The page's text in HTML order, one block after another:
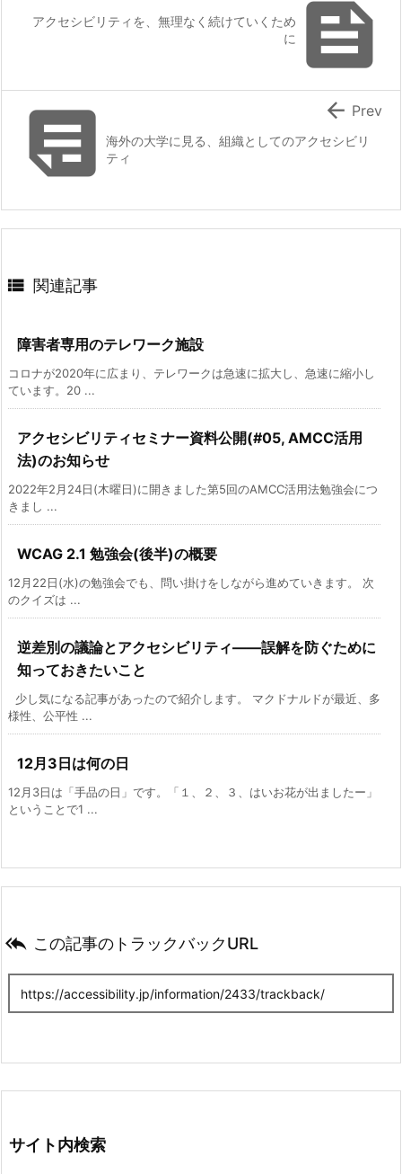

アクセシビリティを、無理なく続けていくため
に
海外の大学に見る、組織としてのアクセシビリ
ティ
 Prev
 関連記事
障害者専用のテレワーク施設
コロナが2020年に広まり、テレワークは急速に拡大し、急速に縮小し
ています。20 ...
アクセシビリティセミナー資料公開(#05, AMCC活用
法)のお知らせ
2022年2月24日(木曜日)に開きました第5回のAMCC活用法勉強会につ
きまし ...
WCAG 2.1 勉強会(後半)の概要
12月22日(水)の勉強会でも、問い掛けをしながら進めていきます。 次
のクイズは ...
逆差別の議論とアクセシビリティ――誤解を防ぐために
知っておきたいこと
少し気になる記事があったので紹介します。 マクドナルドが最近、多
様性、公平性 ...
12月3日は何の日
12月3日は「手品の日」です。「１、２、３、はいお花が出ましたー」
ということで1 ...
 この記事のトラックバックURL
サイト内検索